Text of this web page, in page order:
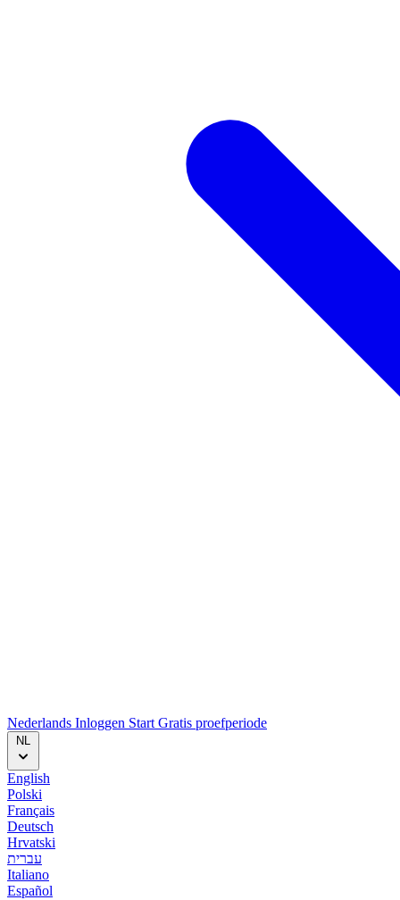
Nederlands Inloggen Start Gratis proefperiode
NL
English
Polski
Français
Deutsch
Hrvatski
עברית
Italiano
Español